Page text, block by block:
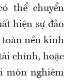
thể chuyển
hiện sự đảo
toàn nền kinh
chính, hoặc
mòn nghiêm